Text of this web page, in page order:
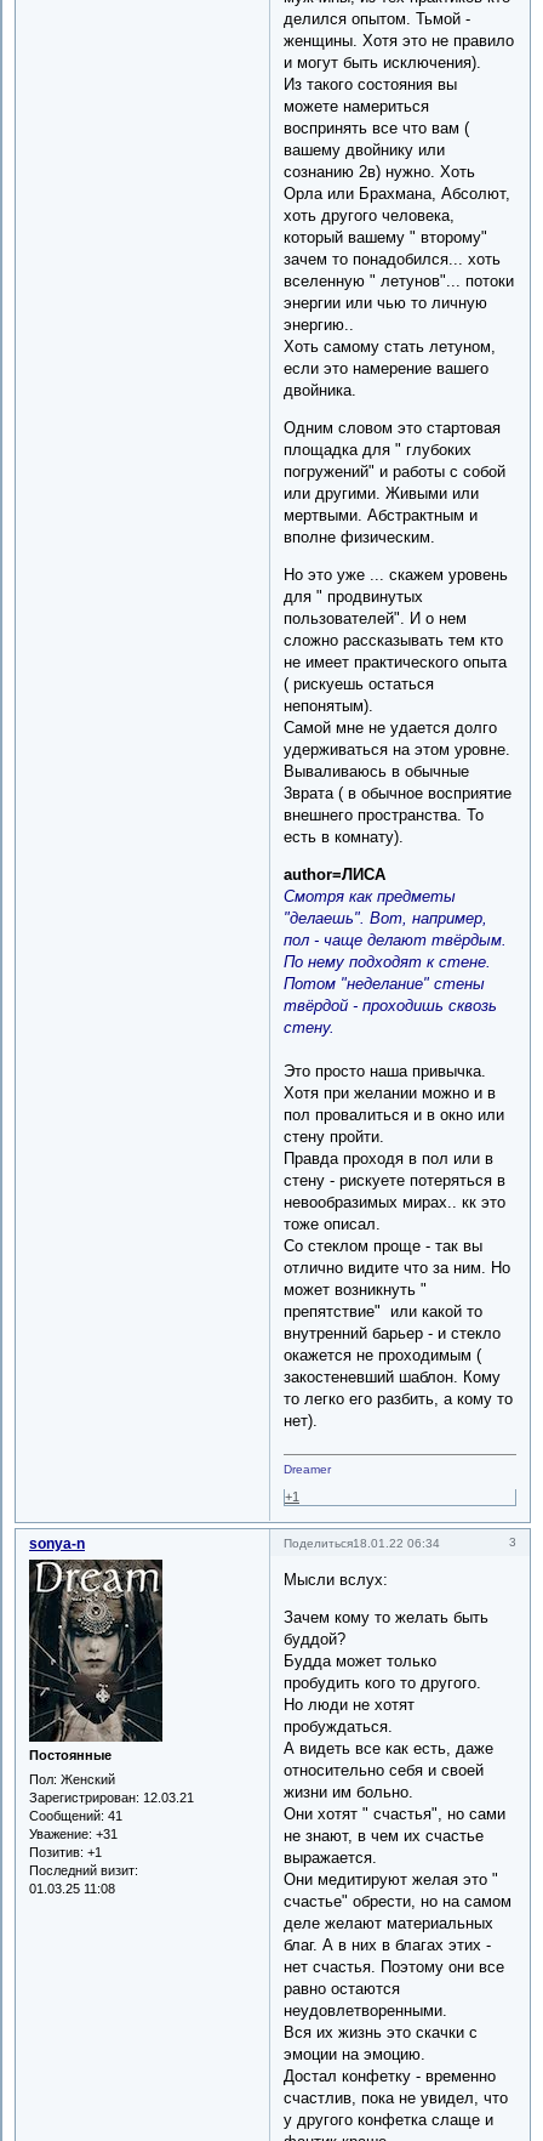
делился опытом. Тьмой -
женщины. Хотя это не правило
и могут быть исключения).
Из такого состояния вы
можете намериться
воспринять все что вам (
вашему двойнику или
сознанию 2в) нужно. Хоть
Орла или Брахмана, Абсолют,
хоть другого человека,
который вашему " второму"
зачем то понадобился... хоть
вселенную " летунов"... потоки
энергии или чью то личную
энергию..
Хоть самому стать летуном,
если это намерение вашего
двойника.
Одним словом это стартовая
площадка для " глубоких
погружений" и работы с собой
или другими. Живыми или
мертвыми. Абстрактным и
вполне физическим.
Но это уже ... скажем уровень
для " продвинутых
пользователей". И о нем
сложно рассказывать тем кто
не имеет практического опыта
( рискуешь остаться
непонятым).
Самой мне не удается долго
удерживаться на этом уровне.
Вываливаюсь в обычные
3врата ( в обычное восприятие
внешнего пространства. То
есть в комнату).
author=ЛИСА
Смотря как предметы
"делаешь". Вот, например,
пол - чаще делают твёрдым.
По нему подходят к стене.
Потом "неделание" стены
твёрдой - проходишь сквозь
стену.
Это просто наша привычка.
Хотя при желании можно и в
пол провалиться и в окно или
стену пройти.
Правда проходя в пол или в
стену - рискуете потеряться в
невообразимых мирах.. кк это
тоже описал.
Со стеклом проще - так вы
отлично видите что за ним. Но
может возникнуть "
препятствие" или какой то
внутренний барьер - и стекло
окажется не проходимым (
закостеневший шаблон. Кому
то легко его разбить, а кому то
нет).
Dreamer
+1
Поделиться 3
18.01.22 06:34
sonya-n
Постоянные
Пол: Женский
Зарегистрирован: 12.03.21
Сообщений: 41
Уважение: +31
Позитив: +1
Последний визит:
01.03.25 11:08
Мысли вслух:
Зачем кому то желать быть
буддой?
Будда может только
пробудить кого то другого.
Но люди не хотят
пробуждаться.
А видеть все как есть, даже
относительно себя и своей
жизни им больно.
Они хотят " счастья", но сами
не знают, в чем их счастье
выражается.
Они медитируют желая это "
счастье" обрести, но на самом
деле желают материальных
благ. А в них в благах этих -
нет счастья. Поэтому они все
равно остаются
неудовлетворенными.
Вся их жизнь это скачки с
эмоции на эмоцию.
Достал конфетку - временно
счастлив, пока не увидел, что
у другого конфетка слаще и